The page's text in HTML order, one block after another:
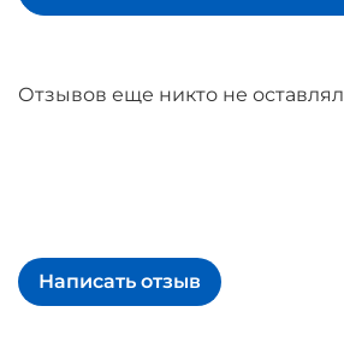
Отзывов еще никто не оставлял
Написать отзыв